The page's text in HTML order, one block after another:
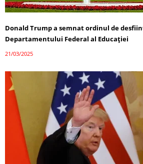
Donald Trump a semnat ordinul de
Departamentului Federal al Educației
21/03/2025